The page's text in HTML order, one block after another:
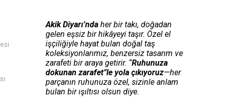
Akik Diyarı’nda her bir takı, doğadan
gelen eşsiz bir hikâyeyi taşır. Özel el
işçiliğiyle hayat bulan doğal taş
koleksiyonlarımız, benzersiz tasarım ve
zarafeti bir araya getirir. “Ruhunuza
dokunan zarafet”le yola çıkıyoruz—her
parçanın ruhunuza özel, sizinle anlam
bulan bir ışıltısı olsun diye.